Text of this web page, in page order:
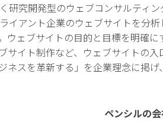
研究開発型のウェブコンサルティ
イアント企業のウェブサイトを分
ウェブサイトの目的と目標を明確
イト制作など、ウェブサイトの
ネスを革新する」を企業理念に掲
ペンシルの